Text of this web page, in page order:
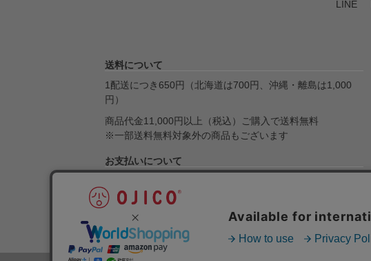
LINE
送料について
1配送につき650円（北海道は700円、沖縄・離島は1,000
円）
商品代金11,000円以上（税込）ご購入で送料無料
※一部送料無料対象外の商品もございます
お支払いについて
引換・銀行振込・ゆうちょ銀行がご利用になれます。
送料とお支払いについて詳しくはこちら